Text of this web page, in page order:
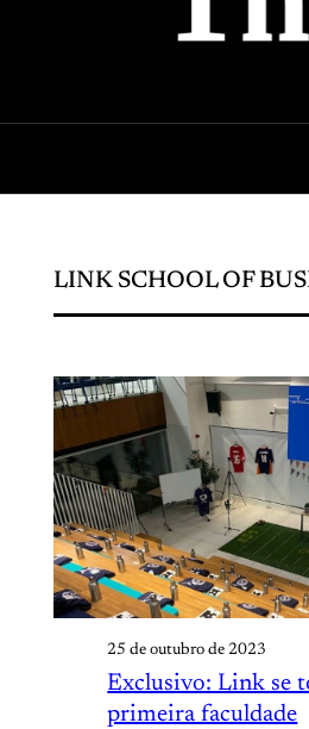
LINK SCHOOL OF
25 de outubro de 2023
Exclusivo: Link se
primeira faculdade